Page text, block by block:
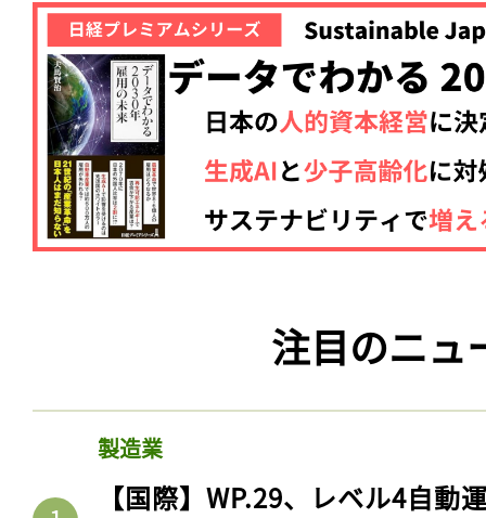
注目のニュ
製造業
【国際】WP.29、レベル4自動